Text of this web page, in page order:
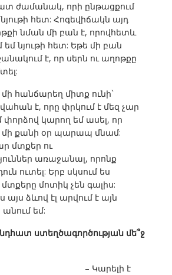
ժամանակ, որի ընթացքում
հետ: Հոգեվիճակն այդ
նման մի բան է, որովհետև
եմ նյութի հետ: Եթե մի բան
է, որ սերն ու աղոթքը
հանճարեղ միտք ունի`
է, որը փրկում է մեզ չար
փորձով կարող եմ ասել, որ
մի քանի օր պարապ մնամ:
մտքեր ու
առաջանալ, որոնք
ուտել: Երբ սկսում ես
մոտիկ չեն գալիս:
ձևով էլ արվում է այն
անում եմ:
ստեղծագործության մե՞ջ
– Կարելի է